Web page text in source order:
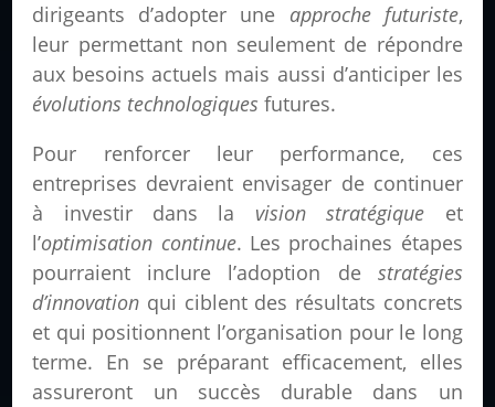
dirigeants d’adopter une approche futuriste,
leur permettant non seulement de répondre
aux besoins actuels mais aussi d’anticiper les
évolutions technologiques futures.
Pour renforcer leur performance, ces
entreprises devraient envisager de continuer
à investir dans la vision stratégique et
l’optimisation continue. Les prochaines étapes
pourraient inclure l’adoption de stratégies
d’innovation qui ciblent des résultats concrets
et qui positionnent l’organisation pour le long
terme. En se préparant efficacement, elles
assureront un succès durable dans un